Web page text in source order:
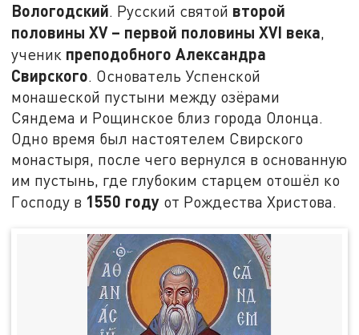
Вологодский. Русский святой второй
половины XV – первой половины XVI века,
ученик преподобного Александра
Свирского. Основатель Успенской
монашеской пустыни между озёрами
Сяндема и Рощинское близ города Олонца.
Одно время был настоятелем Свирского
монастыря, после чего вернулся в основанную
им пустынь, где глубоким старцем отошёл ко
Господу в 1550 году от Рождества Христова.